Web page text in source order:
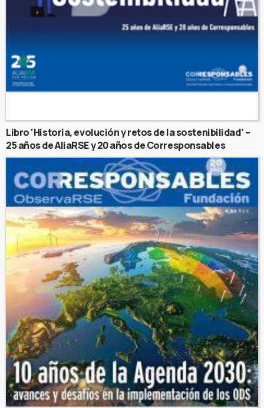
Libro ‘Historia, evolución y retos de la sostenibilidad’ –
25 años de AliaRSE y 20 años de Corresponsables